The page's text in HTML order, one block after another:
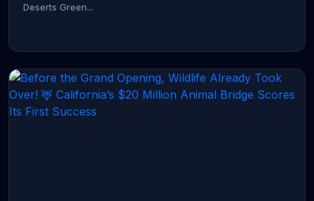
Deserts Green...